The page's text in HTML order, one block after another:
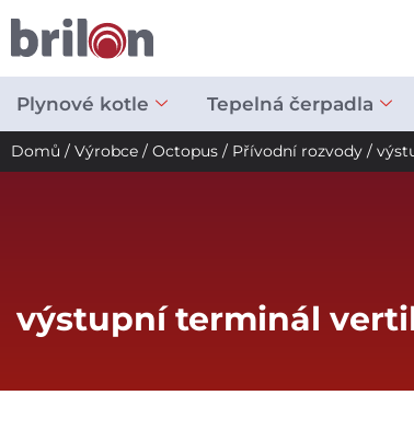
obsah
Plynové kotle Tepelná čerpadla
Domů / Výrobce / Octopus / Přívodní rozvody /
výstupní terminál